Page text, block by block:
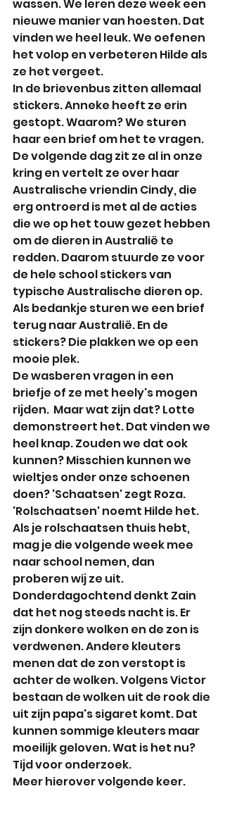
wassen. We leren deze week een
nieuwe manier van hoesten. Dat
vinden we heel leuk. We oefenen
het volop en verbeteren Hilde als
ze het vergeet.
In de brievenbus zitten allemaal
stickers. Anneke heeft ze erin
gestopt. Waarom? We sturen
haar een brief om het te vragen.
De volgende dag zit ze al in onze
kring en vertelt ze over haar
Australische vriendin Cindy, die
erg ontroerd is met al de acties
die we op het touw gezet hebben
om de dieren in Australië te
redden. Daarom stuurde ze voor
de hele school stickers van
typische Australische dieren op.
Als bedankje sturen we een brief
terug naar Australië. En de
stickers? Die plakken we op een
mooie plek.
De wasberen vragen in een
briefje of ze met heely's mogen
rijden.  Maar wat zijn dat? Lotte
demonstreert het. Dat vinden we
heel knap. Zouden we dat ook
kunnen? Misschien kunnen we
wieltjes onder onze schoenen
doen? 'Schaatsen' zegt Roza.
'Rolschaatsen' noemt Hilde het.
Als je rolschaatsen thuis hebt,
mag je die volgende week mee
naar school nemen, dan
proberen wij ze uit.
Donderdagochtend denkt Zain
dat het nog steeds nacht is. Er
zijn donkere wolken en de zon is
verdwenen. Andere kleuters
menen dat de zon verstopt is
achter de wolken. Volgens Victor
bestaan de wolken uit de rook die
uit zijn papa's sigaret komt. Dat
kunnen sommige kleuters maar
moeilijk geloven. Wat is het nu?
Tijd voor onderzoek.
Meer hierover volgende keer.